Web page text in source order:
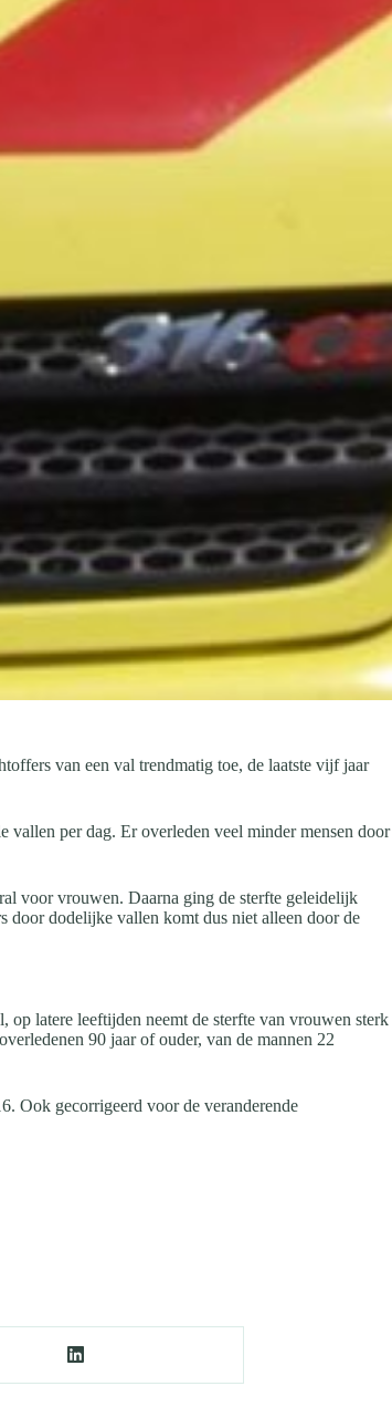
van een val trendmatig toe, de laatste vijf jaar
per dag. Er overleden veel minder mensen door
voor vrouwen. Daarna ging de sterfte geleidelijk
door dodelijke vallen komt dus niet alleen door de
latere leeftijden neemt de sterfte van vrouwen sterk
90 jaar of ouder, van de mannen 22
Ook gecorrigeerd voor de veranderende